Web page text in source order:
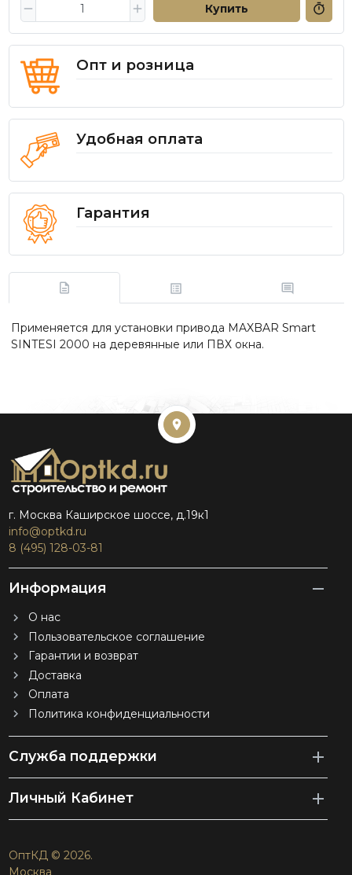
Купить
Опт и розница
Удобная оплата
Гарантия
Применяется для установки привода MAXBAR Smart
SINTESI 2000 на деревянные или ПВХ окна.
г. Москва Каширское шоссе, д.19к1
info@optkd.ru
8 (495) 128-03-81
Информация
О нас
Пользовательское соглашение
Гарантии и возврат
Доставка
Оплата
Политика конфиденциальности
Служба поддержки
Личный Кабинет
ОптКД © 2026.
Москва